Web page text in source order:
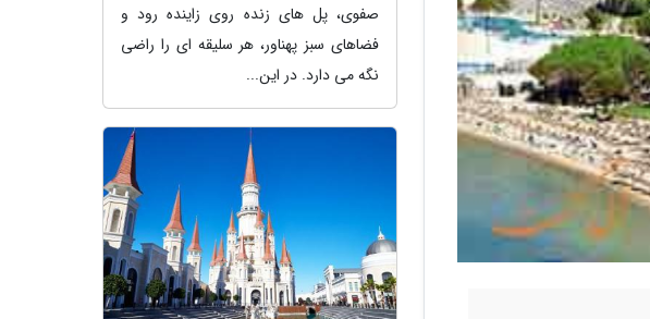
صفوی، پل های زنده روی زاینده رود و
فضاهای سبز پهناور، هر سلیقه ای را راضی
نگه می دارد. در این...